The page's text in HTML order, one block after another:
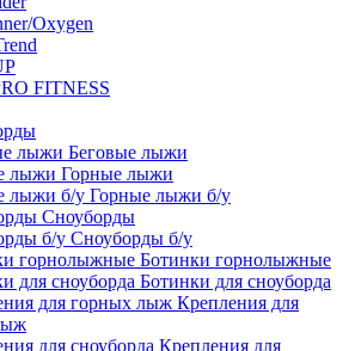
Oxygen
FITNESS
Беговые лыжи
Горные лыжи
Горные лыжи б/у
Сноуборды
Сноуборды б/у
Ботинки горнолыжные
Ботинки для сноуборда
Крепления для
Крепления для